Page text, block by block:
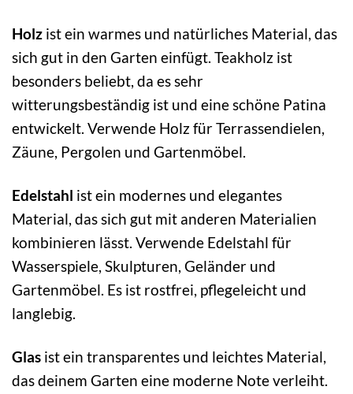
Holz ist ein warmes und natürliches Material, das
sich gut in den Garten einfügt. Teakholz ist
besonders beliebt, da es sehr
witterungsbeständig ist und eine schöne Patina
entwickelt. Verwende Holz für Terrassendielen,
Zäune, Pergolen und Gartenmöbel.
Edelstahl ist ein modernes und elegantes
Material, das sich gut mit anderen Materialien
kombinieren lässt. Verwende Edelstahl für
Wasserspiele, Skulpturen, Geländer und
Gartenmöbel. Es ist rostfrei, pflegeleicht und
langlebig.
Glas ist ein transparentes und leichtes Material,
das deinem Garten eine moderne Note verleiht.